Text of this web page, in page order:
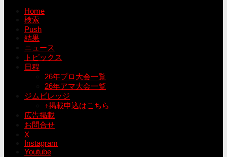
Home
検索
Push
結果
ニュース
トピックス
日程
26年プロ大会一覧
26年アマ大会一覧
ジムビレッジ
↑掲載申込はこちら
広告掲載
お問合せ
X
Instagram
Youtube